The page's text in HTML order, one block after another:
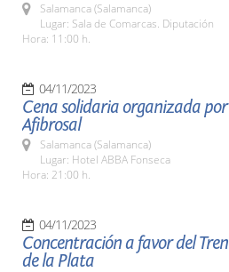
Salamanca (Salamanca)
Lugar: Sala de Comarcas. Diputación
Hora: 11:00 h.
04/11/2023
Cena solidaria organizada por
Afibrosal
Salamanca (Salamanca)
Lugar: Hotel ABBA Fonseca
Hora: 21:00 h.
04/11/2023
Concentración a favor del
de la Plata